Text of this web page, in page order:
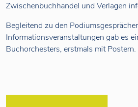
Zwischenbuchhandel und Verlagen
Begleitend zu den
Informationsveranstaltungen gab es
Buchorchesters, erstmals mit Postern.